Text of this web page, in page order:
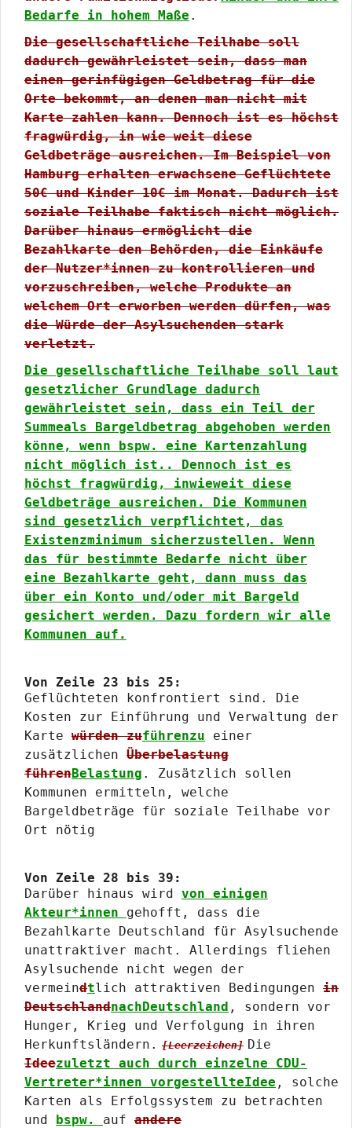
Bedarfe in hohem Maße .
Die gesellschaftliche Teilhabe soll
dadurch gewährleistet sein, dass man
einen gerinfügigen Geldbetrag für die
Orte bekommt, an denen man nicht mit
Karte zahlen kann. Dennoch ist es höchst
fragwürdig, in wie weit diese
Geldbeträge ausreichen. Im Beispiel von
Hamburg erhalten erwachsene Geflüchtete
50€ und Kinder 10€ im Monat. Dadurch ist
soziale Teilhabe faktisch nicht möglich.
Darüber hinaus ermöglicht die
Bezahlkarte den Behörden, die Einkäufe
der Nutzer*innen zu kontrollieren und
vorzuschreiben, welche Produkte an
welchem Ort erworben werden dürfen, was
die Würde der Asylsuchenden stark
verletzt.
Die gesellschaftliche Teilhabe soll laut
gesetzlicher Grundlage dadurch
gewährleistet sein, dass ein Teil der
Summeals Bargeldbetrag abgehoben werden
könne, wenn bspw. eine Kartenzahlung
nicht möglich ist.. Dennoch ist es
höchst fragwürdig, inwieweit diese
Geldbeträge ausreichen. Die Kommunen
sind gesetzlich verpflichtet, das
Existenzminimum sicherzustellen. Wenn
das für bestimmte Bedarfe nicht über
eine Bezahlkarte geht, dann muss das
über ein Konto und/oder mit Bargeld
gesichert werden. Dazu fordern wir alle
Kommunen auf.
Von Zeile 23 bis 25:
Geflüchteten konfrontiert sind. Die
Kosten zur Einführung und Verwaltung der
Karte würden zuführenzu einer
zusätzlichen Überbelastung
führenBelastung . Zusätzlich sollen
Kommunen ermitteln, welche
Bargeldbeträge für soziale Teilhabe vor
Ort nötig
Von Zeile 28 bis 39:
Darüber hinaus wird von einigen
Akteur*innen gehofft, dass die
Bezahlkarte Deutschland für Asylsuchende
unattraktiver macht. Allerdings fliehen
Asylsuchende nicht wegen der
vermeindtlich attraktiven Bedingungen in
DeutschlandnachDeutschland , sondern vor
Hunger, Krieg und Verfolgung in ihren
Herkunftsländern. [Leerzeichen] Die
Ideezuletzt auch durch einzelne CDU-
Vertreter*innen vorgestellteIdee , solche
Karten als Erfolgssystem zu betrachten
und bspw. auf andere